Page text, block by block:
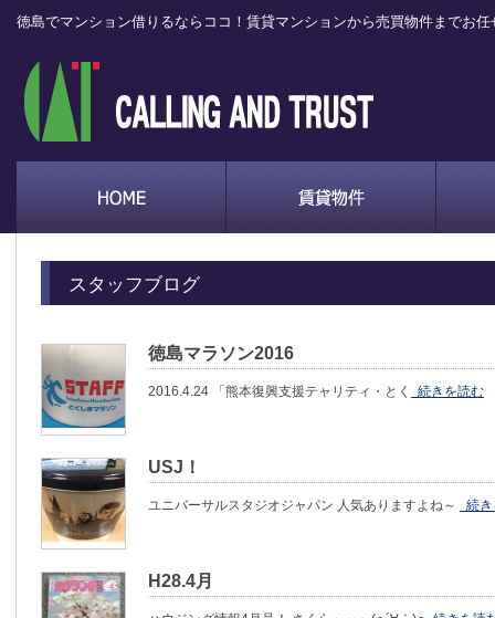
徳島でマンション借りるならココ！賃貸マンションから売買物件までお任
スタッフブログ
徳島マラソン2016
2016.4.24 「熊本復興支援テャリティ・とく 続きを読む
USJ！
ユニバーサルスタジオジャパン 人気ありますよね～ 続
H28.4月